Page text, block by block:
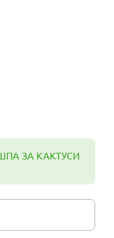
ЗА КАКТУСИ